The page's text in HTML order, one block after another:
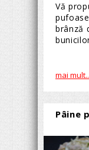
Vă
brânză
mai
Pâine